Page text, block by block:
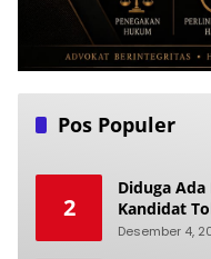
Pos Populer
2
Diduga Ada
Kandidat
Desember 4,